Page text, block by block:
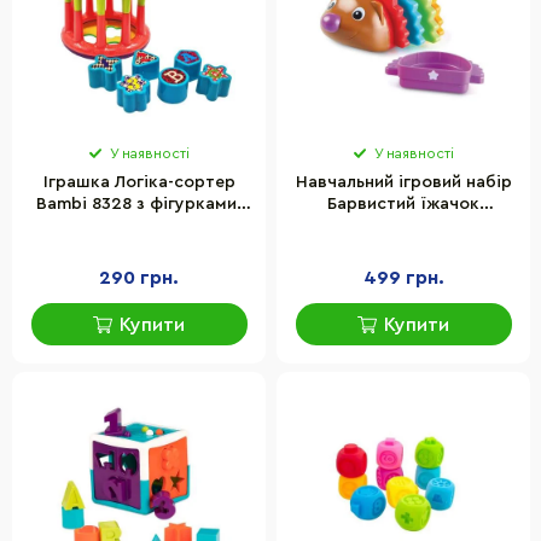
У наявності
Іграшка Логіка-сортер
Bambi 8328 з фігурками-
290 грн.
Купити
У наявності
Навчальний ігровий набір
Барвистий їжачок
499 грн.
Купити